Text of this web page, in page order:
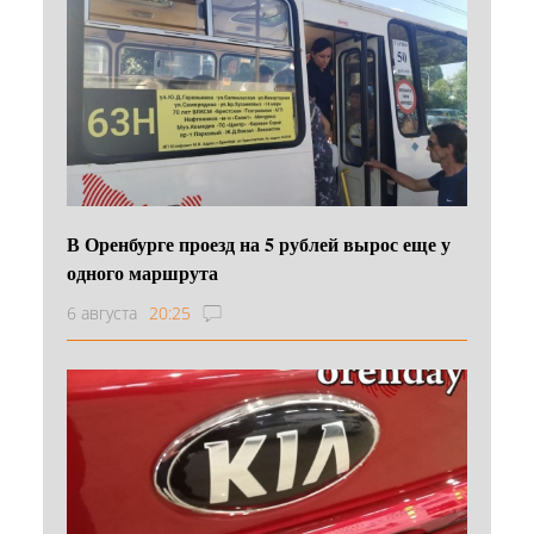
В Оренбурге проезд на 5 рублей вырос еще у
одного маршрута
6 августа 20:25